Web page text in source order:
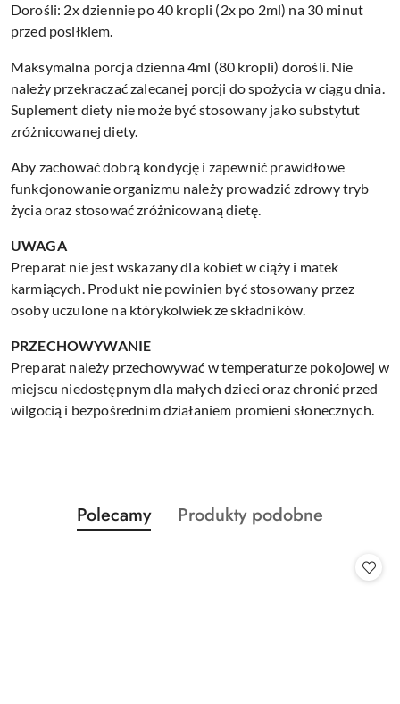
Dorośli: 2x dziennie po 40 kropli (2x po 2ml) na 30 minut
przed posiłkiem.
Maksymalna porcja dzienna 4ml (80 kropli) dorośli. Nie
należy przekraczać zalecanej porcji do spożycia w ciągu dnia.
Suplement diety nie może być stosowany jako substytut
zróżnicowanej diety.
Aby zachować dobrą kondycję i zapewnić prawidłowe
funkcjonowanie organizmu należy prowadzić zdrowy tryb
życia oraz stosować zróżnicowaną dietę.
UWAGA
Preparat nie jest wskazany dla kobiet w ciąży i matek
karmiących. Produkt nie powinien być stosowany przez
osoby uczulone na którykolwiek ze składników.
PRZECHOWYWANIE
Preparat należy przechowywać w temperaturze pokojowej w
miejscu niedostępnym dla małych dzieci oraz chronić przed
wilgocią i bezpośrednim działaniem promieni słonecznych.
Pomiń karuzelę produktów
Produkty
o
Polecamy
Produkty
Produkty podobne